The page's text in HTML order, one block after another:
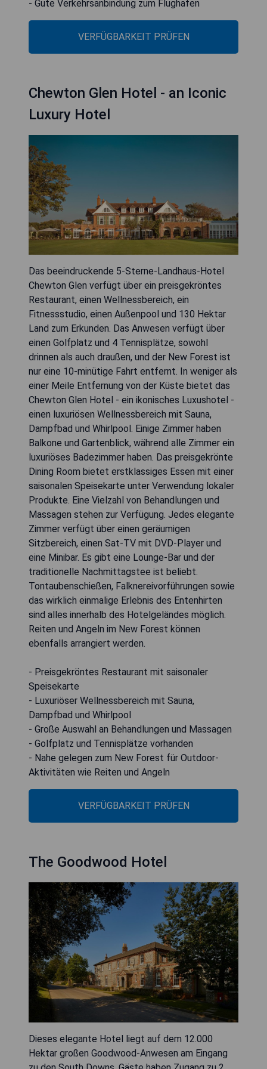
- Gute Verkehrsanbindung zum Flughafen
VERFÜGBARKEIT PRÜFEN
Chewton Glen Hotel - an Iconic
Luxury Hotel
Das beeindruckende 5-Sterne-Landhaus-Hotel
Chewton Glen verfügt über ein preisgekröntes
Restaurant, einen Wellnessbereich, ein
Fitnessstudio, einen Außenpool und 130 Hektar
Land zum Erkunden. Das Anwesen verfügt über
einen Golfplatz und 4 Tennisplätze, sowohl
drinnen als auch draußen, und der New Forest ist
nur eine 10-minütige Fahrt entfernt. In weniger als
einer Meile Entfernung von der Küste bietet das
Chewton Glen Hotel - ein ikonisches Luxushotel -
einen luxuriösen Wellnessbereich mit Sauna,
Dampfbad und Whirlpool. Einige Zimmer haben
Balkone und Gartenblick, während alle Zimmer ein
luxuriöses Badezimmer haben. Das preisgekrönte
Dining Room bietet erstklassiges Essen mit einer
saisonalen Speisekarte unter Verwendung lokaler
Produkte. Eine Vielzahl von Behandlungen und
Massagen stehen zur Verfügung. Jedes elegante
Zimmer verfügt über einen geräumigen
Sitzbereich, einen Sat-TV mit DVD-Player und
eine Minibar. Es gibt eine Lounge-Bar und der
traditionelle Nachmittagstee ist beliebt.
Tontaubenschießen, Falknereivorführungen sowie
das wirklich einmalige Erlebnis des Entenhirten
sind alles innerhalb des Hotelgeländes möglich.
Reiten und Angeln im New Forest können
ebenfalls arrangiert werden.
- Preisgekröntes Restaurant mit saisonaler
Speisekarte
- Luxuriöser Wellnessbereich mit Sauna,
Dampfbad und Whirlpool
- Große Auswahl an Behandlungen und Massagen
- Golfplatz und Tennisplätze vorhanden
- Nahe gelegen zum New Forest für Outdoor-
Aktivitäten wie Reiten und Angeln
VERFÜGBARKEIT PRÜFEN
The Goodwood Hotel
Dieses elegante Hotel liegt auf dem 12.000
Hektar großen Goodwood-Anwesen am Eingang